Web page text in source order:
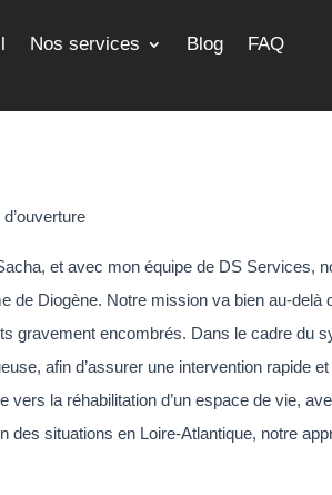
Nos services Blog FAQ
et avec mon équipe de DS Services,
de Diogène. Notre mission va bien au-delà
gravement encombrés. Dans le cadre du
afin d’assurer une intervention rapide
vers la réhabilitation d’un espace de vie,
des situations en Loire-Atlantique, notre